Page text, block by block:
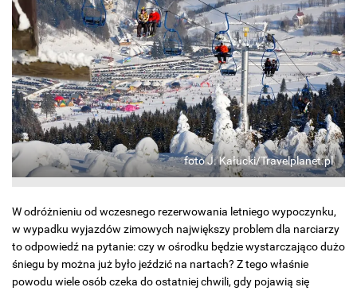
foto J. Kałucki/Travelplanet.pl
W odróżnieniu od wczesnego rezerwowania letniego wypoczynku,
w wypadku wyjazdów zimowych największy problem dla narciarzy
to odpowiedź na pytanie: czy w ośrodku będzie wystarczająco dużo
śniegu by można już było jeździć na nartach? Z tego właśnie
powodu wiele osób czeka do ostatniej chwili, gdy pojawią się